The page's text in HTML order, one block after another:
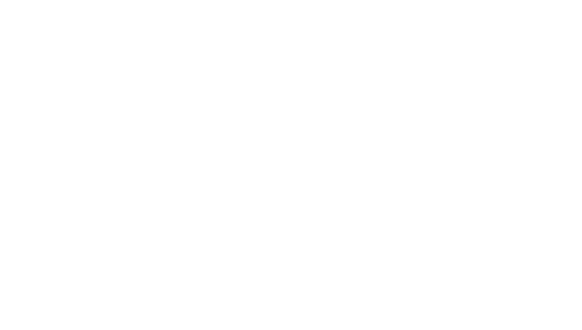
de caracter și creând o atmosferă confortabilă și plăcută. Amenajările
doar câteva elemente care să se integreze în decorul camerei
un stil simplu, cu elemente decorative cu aspect uzat. Pentru a realiza
și în decoruri moderne. Detaliile lor includ adesea motive florale,
adaugă un aspect sofisticat și stilizat oricărui spațiu. Fabricate din
în interiorul casei lor. Acest tip de panou oferă o soluție elegantă și
pot fi utilizate pe pereți, accentuând zone precum livingul, bucătăria sau
structuri nu doar că îmbunătățesc aspectul estetic al unei încăperi, dar pot